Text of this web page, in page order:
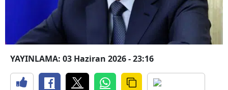
YAYINLAMA: 03 Haziran 2026 - 23:16